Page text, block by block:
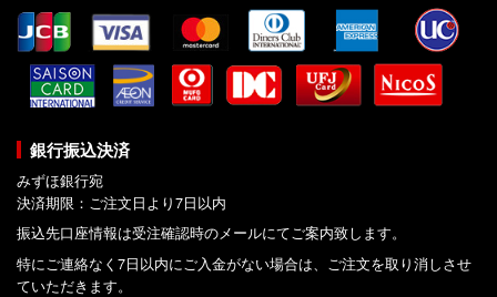
銀行振込決済
みずほ銀行宛
決済期限：ご注文日より7日以内
振込先口座情報は受注確認時のメールにてご案内致します。
特にご連絡なく7日以内にご入金がない場合は、ご注文を取り消しさせ
ていただきます。